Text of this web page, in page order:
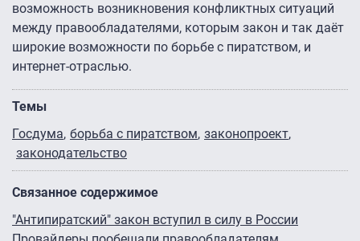
возможность возникновения конфликтных ситуаций
между правообладателями, которым закон и так даёт
широкие возможности по борьбе с пиратством, и
интернет-отраслью.
Темы
Госдума борьба с пиратством законопроект
законодательство
Связанное содержимое
"Антипиратский" закон вступил в силу в России